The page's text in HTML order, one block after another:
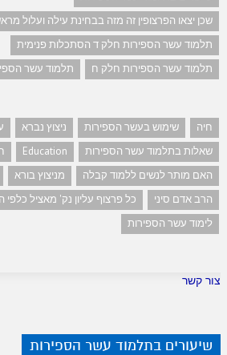
שכן יצאו הפרצופין זה מזה בבחינת עילה ועלול
תלמוד עשר הספירות חלק ד הסתכלות פנימית
תלמוד עשר הספירות חלק ח
תלמוד עשר
חיה שימוש בעשר הספירות ניצוץ נברא
שאלות בתלמוד עשר הספירות
Education
האם מותר לנשים ללמוד קבלה
מניצוץ בורא
הרב אדם סיני
כל פרצוף עליון נק' מאציל
לימוד עשר הספירות
צור קשר
שיעורים בתלמוד עשר הספירות